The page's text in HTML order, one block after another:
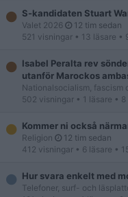
S-kandidaten Stuart
Valet 2026
12 tim sedan
521 visningar • 13 läsare •
Isabel Peralta rev
utanför Marockos
Nationalsocialism, fascism
502 visningar • 1 läsare •
Kommer ni också
Religion
12 tim sedan
412 visningar • 6 läsare •
Hur svara enkelt med
Telefoner, surf- och